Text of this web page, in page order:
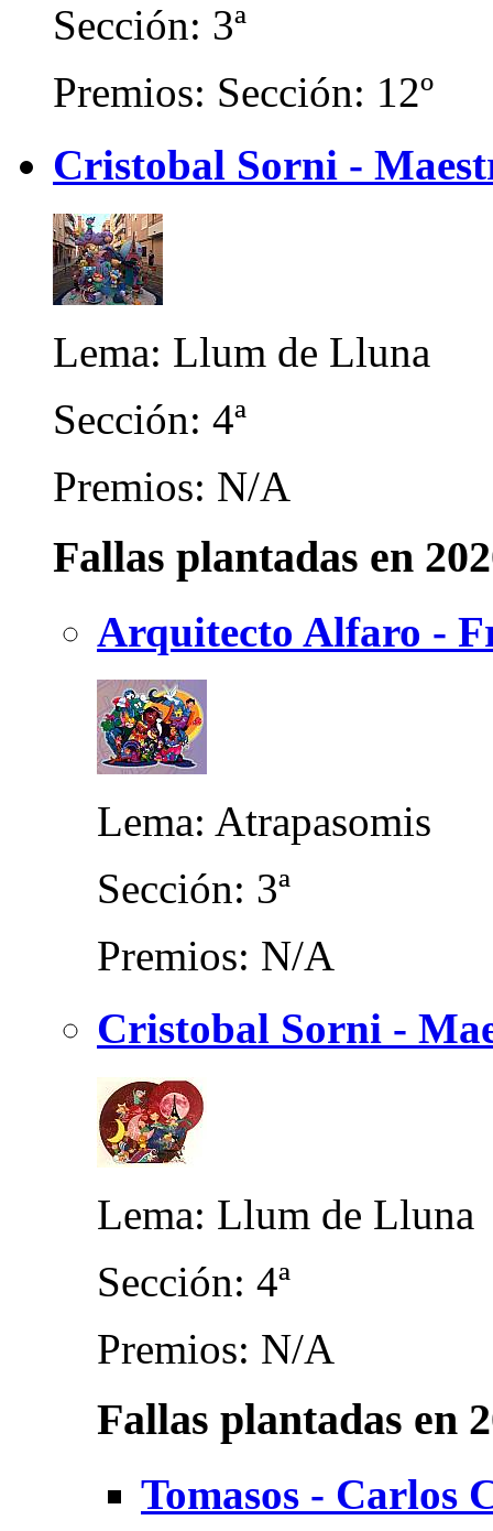
Sección: 3ª
Premios: Sección: 12º
Cristobal Sorni -
Lema: Llum de Lluna
Sección: 4ª
Premios: N/A
Fallas plantadas en
Arquitecto Alfaro -
Lema: Atrapasomis
Sección: 3ª
Premios: N/A
Cristobal Sorni -
Lema: Llum de Lluna
Sección: 4ª
Premios: N/A
Fallas plantadas en
Tomasos - Carlos